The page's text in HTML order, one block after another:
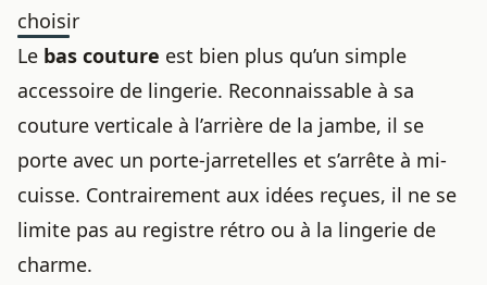
choisir
Le bas couture est bien plus qu’un simple
accessoire de lingerie. Reconnaissable à sa
couture verticale à l’arrière de la jambe, il se
porte avec un porte-jarretelles et s’arrête à mi-
cuisse. Contrairement aux idées reçues, il ne se
limite pas au registre rétro ou à la lingerie de
charme.